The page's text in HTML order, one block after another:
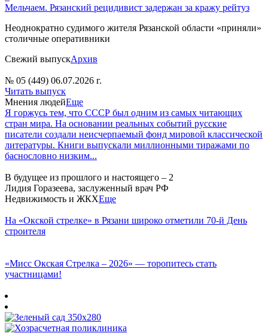
Мельчаем. Рязанский рецидивист задержан за кражу рейтуз
Неоднократно судимого жителя Рязанской области «приняли»
столичные оперативники
Свежий выпускАрхив
№ 05 (449) 06.07.2026 г.
Читать выпуск
Мнения людейЕще
Я горжусь тем, что СССР был одним из самых читающих
стран мира. На основании реальных событий русские
писатели создали неисчерпаемый фонд мировой классической
литературы. Книги выпускали миллионными тиражами по
баснословно низким...
В будущее из прошлого и настоящего – 2
Лидия Горазеева, заслуженный врач РФ
Недвижимость и ЖКХЕще
На «Окской стрелке» в Рязани широко отметили 70-й День
строителя
«Мисс Окская Стрелка – 2026» — торопитесь стать
участницами!